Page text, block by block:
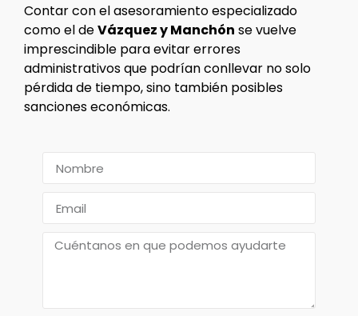
Contar con el asesoramiento especializado
como el deVázquez y Manchón se vuelve
imprescindible para evitar errores
administrativos que podrían conllevar no solo
pérdida de tiempo, sino también posibles
sanciones económicas.